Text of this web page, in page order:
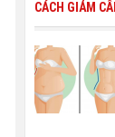
CÁCH GIẢM